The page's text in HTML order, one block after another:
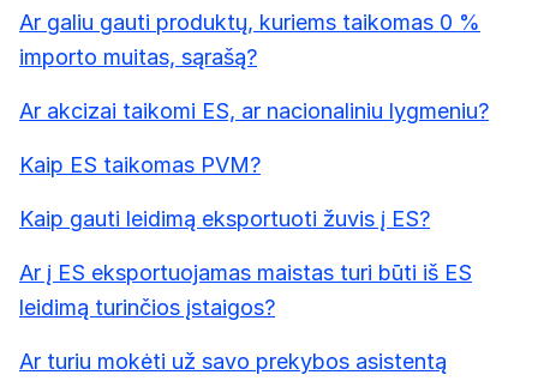
Ar galiu gauti produktų, kuriems taikomas 0 %
importo muitas, sąrašą?
Ar akcizai taikomi ES, ar nacionaliniu lygmeniu?
Kaip ES taikomas PVM?
Kaip gauti leidimą eksportuoti žuvis į ES?
Ar į ES eksportuojamas maistas turi būti iš ES
leidimą turinčios įstaigos?
Ar turiu mokėti už savo prekybos asistentą